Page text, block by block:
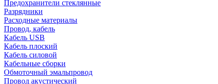
Предохранители стеклянные
Разрядники
Расходные материалы
Провод, кабель
Кабель USB
Кабель плоский
Кабель силовой
Кабельные сборки
Обмоточный эмальпровод
Провод акустический